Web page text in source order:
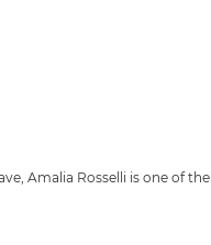
Amalia Rosselli is one of the